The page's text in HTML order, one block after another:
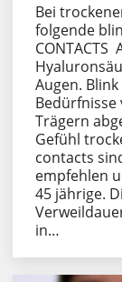
Bei
folgende
Augen.
Trägern
Gefühl
contacts
empfehlen
45 jährige.
in…